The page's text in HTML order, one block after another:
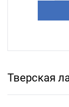
Тверская